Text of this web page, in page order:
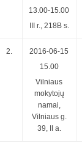
13.00-15.00
III r., 218B s.
2.
2016-06-15
15.00
Vilniaus
mokytojų
namai,
Vilniaus g.
39, II a.